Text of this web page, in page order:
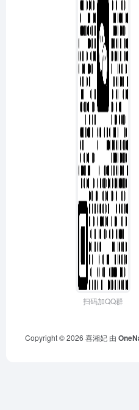
扫码加QQ群
Copyright © 2026 喜湘妃 由